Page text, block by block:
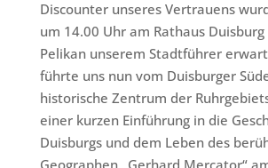
Discounter unseres Vertrauens
um 14.00 Uhr am Rathaus
Pelikan unserem Stadtführer
führte uns nun vom Duisburger
historische Zentrum der
einer kurzen Einführung in die
Duisburgs und dem Leben des
Geographen „Gerhard Mercator“